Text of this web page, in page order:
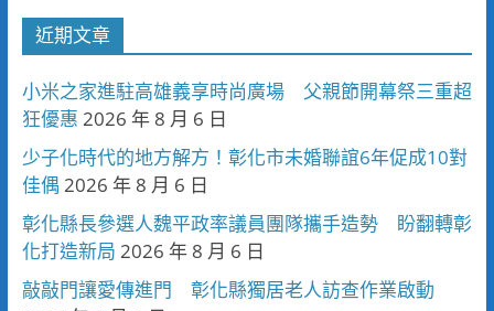
近期文章
小米之家進駐高雄義享時尚廣場 父親節開幕祭三重超
狂優惠 2026 年 8 月 6 日
少子化時代的地方解方！彰化市未婚聯誼6年促成10對
佳偶 2026 年 8 月 6 日
彰化縣長參選人魏平政率議員團隊攜手造勢 盼翻轉彰
化打造新局 2026 年 8 月 6 日
敲敲門讓愛傳進門 彰化縣獨居老人訪查作業啟動